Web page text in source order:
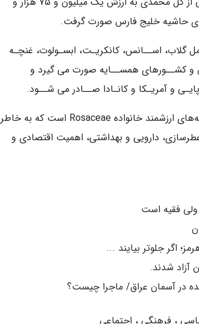
گلاب، اســانس، کانکریـت، ابسـولوت، غنچـه
کشــورهای همســایه صورت می گیرد و
و آمریـکا و کانـادا صــادر می شــود.
گل محمدی (Rosa damascena Mill.) یکی از گونه‌های ارزشمند خانواده Rosaceae است که به خاطر
دارویی و بهداشتی، اهمیت اقتصادی و
ولی فقیه است
اگر جلوتر بیایند ...
، فرهنگی ، اجتماعی